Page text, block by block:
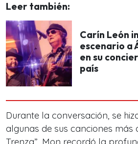
Leer también:
Carín León
escenario a
en su
país
Durante la conversación, se
algunas de sus canciones más